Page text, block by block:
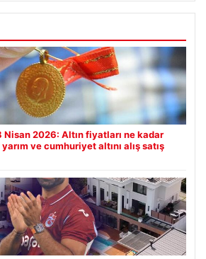
Nisan 2026: Altın fiyatları ne kadar
ve cumhuriyet altını alış satış